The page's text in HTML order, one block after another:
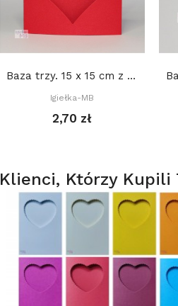
Baza trzy. 15 x 15 cm z okienkiem: Serce 12 x...
Igiełka-MB
2,70 zł
Klienci, Którzy Kupili